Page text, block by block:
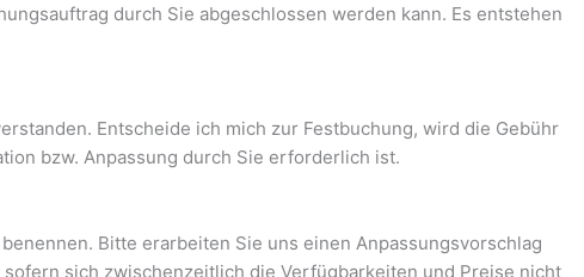
durch Sie abgeschlossen werden kann. Es entstehen
Entscheide ich mich zur Festbuchung, wird die Gebühr
bzw. Anpassung durch Sie erforderlich ist.
Bitte erarbeiten Sie uns einen Anpassungsvorschlag
sich zwischenzeitlich die Verfügbarkeiten und Preise nicht